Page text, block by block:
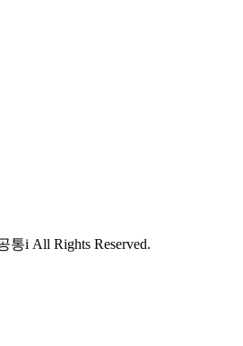
통i All Rights Reserved.